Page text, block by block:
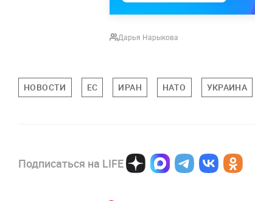
Дарья Нарыкова
НОВОСТИ ЕС ИРАН НАТО УКРАИНА
Подписаться на LIFE